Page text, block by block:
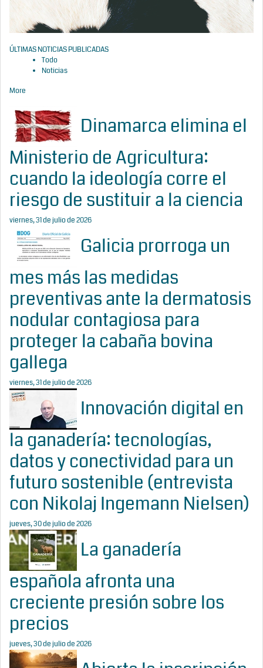
ÚLTIMAS NOTICIAS PUBLICADAS
Todo
Noticias
More
Dinamarca elimina el
Ministerio de Agricultura:
cuando la ideología corre el
riesgo de sustituir a la ciencia
viernes, 31 de julio de 2026
Galicia prorroga un
mes más las medidas
preventivas ante la dermatosis
nodular contagiosa para
proteger la cabaña bovina
gallega
viernes, 31 de julio de 2026
Innovación digital en
la ganadería: tecnologías,
datos y conectividad para un
futuro sostenible (entrevista
con Nikolaj Ingemann Nielsen)
jueves, 30 de julio de 2026
La ganadería
española afronta una
creciente presión sobre los
precios
jueves, 30 de julio de 2026